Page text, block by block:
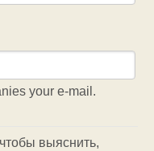
your e-mail.
выяснить,